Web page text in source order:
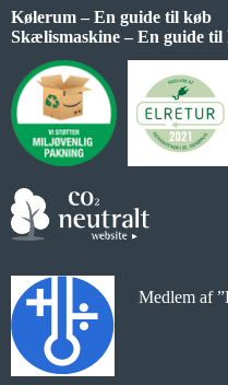
Kølerum – En guide til køb
Skælismaskine – En guide til
Medlem af